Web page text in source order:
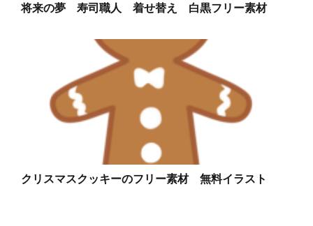
将来の夢 寿司職人 着せ替え 白黒フリー素材
クリスマスクッキーのフリー素材 無料イラスト